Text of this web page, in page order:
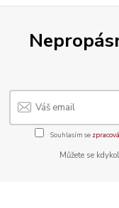
Souhlasím se
Můžete se